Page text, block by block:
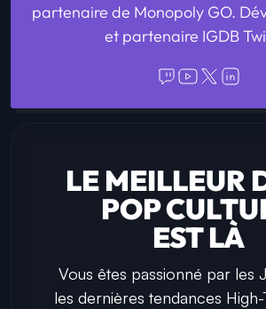
partenaire de Monopoly GO.
et partenaire IGDB
LE MEILLEUR
POP
EST LÀ
Vous êtes passionné par les
les dernières tendances